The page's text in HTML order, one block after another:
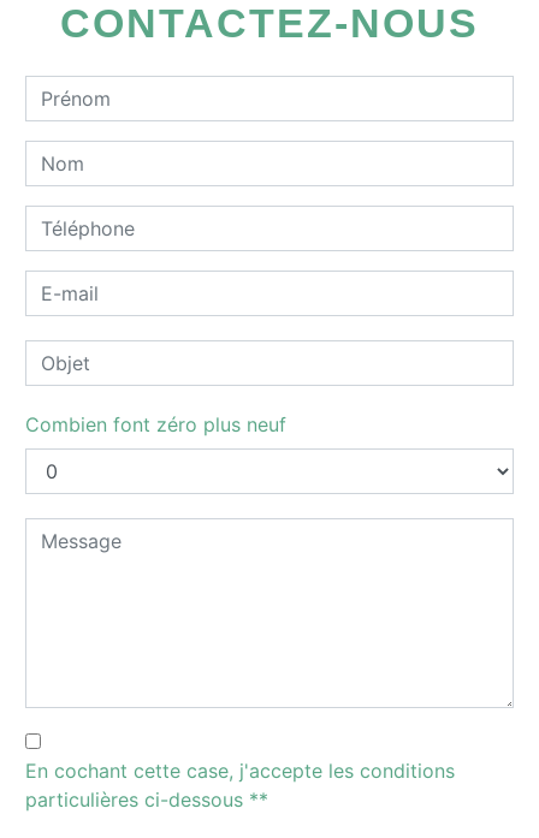
CONTACTEZ-NOUS
Combien font zéro plus neuf
En cochant cette case, j'accepte les conditions
particulières ci-dessous **